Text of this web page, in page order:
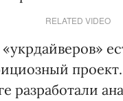
RELATED VIDEO
«укрдайверов»
разработали